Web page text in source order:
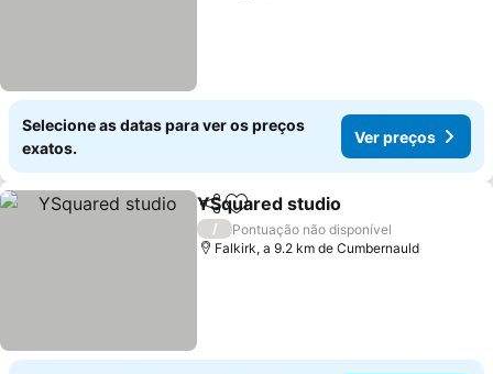
Selecione as datas para ver os preços
exatos.
Ver preços
PartilharAdicionar aos favoritos
YSquared studio
/
Pontuação não disponível
Falkirk, a 9.2 km de Cumbernauld